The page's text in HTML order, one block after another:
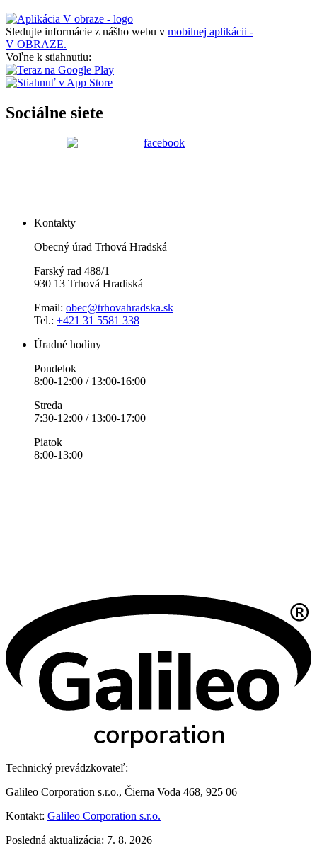
Sledujte informácie z nášho webu v mobilnej aplikácii -
V OBRAZE.
Voľne k stiahnutiu:
Sociálne siete
Kontakty
Obecný úrad Trhová Hradská
Farský rad 488/1
930 13 Trhová Hradiská
Email: obec@trhovahradska.sk
Tel.: +421 31 5581 338
Úradné hodiny
Pondelok
8:00-12:00 / 13:00-16:00
Streda
7:30-12:00 / 13:00-17:00
Piatok
8:00-13:00
Technický prevádzkovateľ:
Galileo Corporation s.r.o., Čierna Voda 468, 925 06
Kontakt: Galileo Corporation s.r.o.
Posledná aktualizácia: 7. 8. 2026